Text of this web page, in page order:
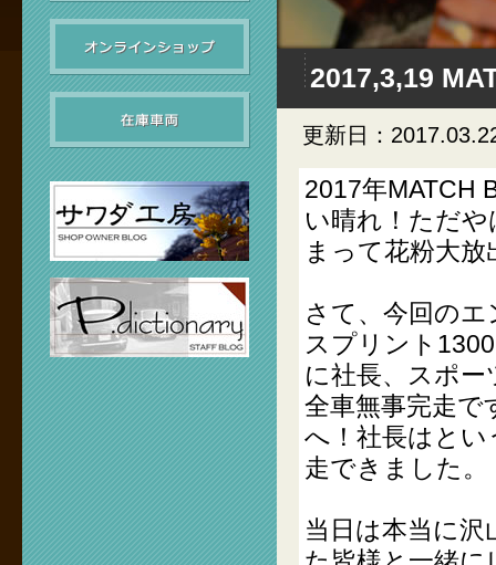
2017,3,19
更新日：
2017年MATCH
い晴れ！ただ
まって花粉大
さて、今回の
スプリント
に社長、スポ
全車無事完走で
へ！社長はと
走できました。
当日は本当に